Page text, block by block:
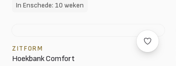
In Enschede: 10 weken
ZITFORM
Hoekbank Comfort